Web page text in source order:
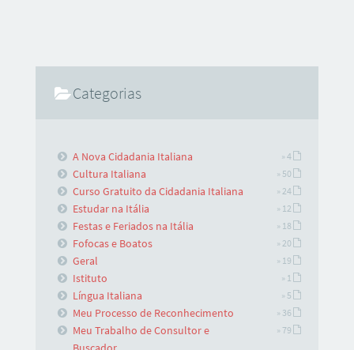
Categorias
A Nova Cidadania Italiana » 4
Cultura Italiana » 50
Curso Gratuito da Cidadania Italiana » 24
Estudar na Itália » 12
Festas e Feriados na Itália » 18
Fofocas e Boatos » 20
Geral » 19
Istituto » 1
Língua Italiana » 5
Meu Processo de Reconhecimento » 36
Meu Trabalho de Consultor e
» 79